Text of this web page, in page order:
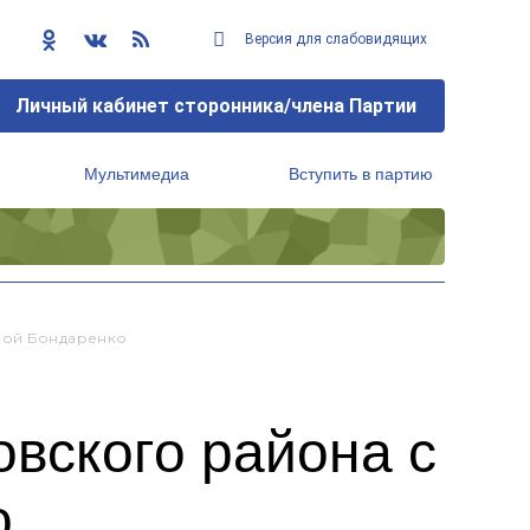
Версия для слабовидящих
Личный кабинет сторонника/члена Партии
Мультимедиа Вступить в партию
Бондаренко
района с